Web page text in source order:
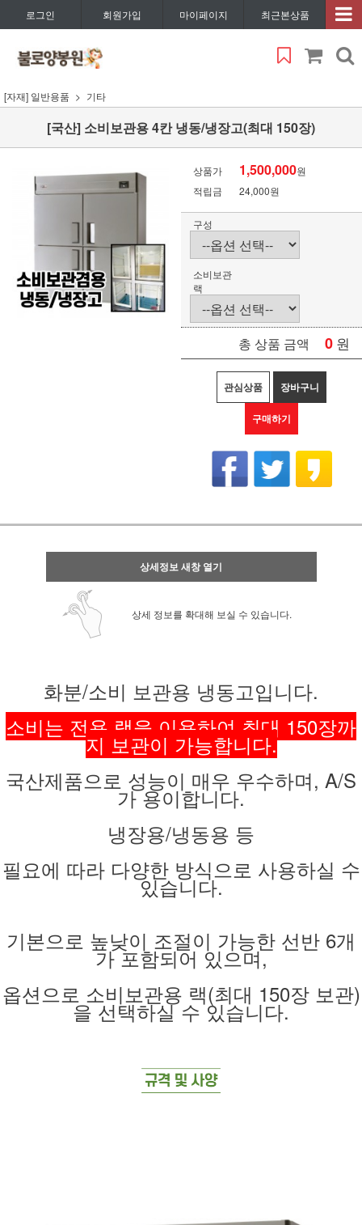
로그인 회원가입 마이페이지 최근본상품
[자재] 일반용품 기타
[국산] 소비보관용 4칸 냉동/냉장고(최대 150장)
상품가 1,500,000원
적립금
24,000원
구성
소비보관
랙
총 상품 금액 0 원
관심상품 장바구니
구매하기
상세정보 새창 열기
상세 정보를 확대해 보실 수 있습니다.
화분/소비 보관용 냉동고입니다.
소비는 전용 랙을 이용하여 최대 150장까
지 보관이 가능합니다.
국산제품으로 성능이 매우 우수하며, A/S
가 용이합니다.
냉장용/냉동용 등
필요에 따라 다양한 방식으로 사용하실 수
있습니다.
기본으로 높낮이 조절이 가능한 선반 6개
가 포함되어 있으며,
옵션으로 소비보관용 랙(최대 150장 보관)
을 선택하실 수 있습니다.